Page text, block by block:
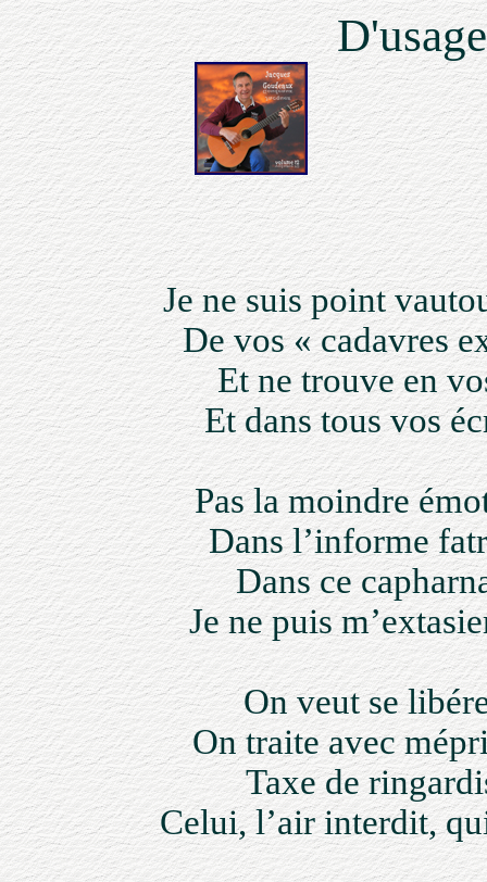
Je ne suis point
De vos « cadavres
Et ne trouve en
Et dans tous vos
Pas la moindre
Dans l’informe
Dans ce
Je ne puis
On veut se
On traite avec
Taxe de
Celui, l’air interdit,